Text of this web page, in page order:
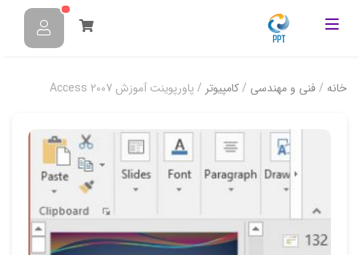
خانه /فنی و مهندسی /کامپیوتر / پاورپوینت آموزش Access 2007